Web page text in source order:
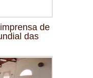
de
das